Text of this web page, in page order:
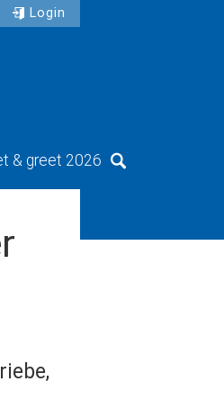
Login
& greet 2026 Suche